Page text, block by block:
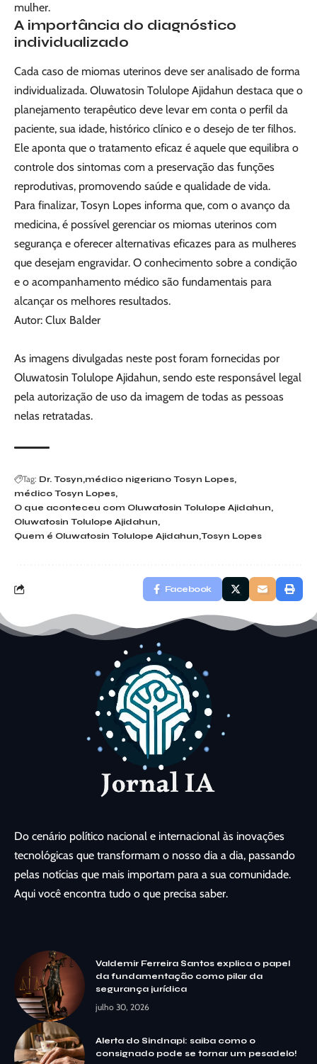
mulher.
A importância do diagnóstico
individualizado
Cada caso de miomas uterinos deve ser analisado de forma
individualizada. Oluwatosin Tolulope Ajidahun destaca que o
planejamento terapêutico deve levar em conta o perfil da
paciente, sua idade, histórico clínico e o desejo de ter filhos.
Ele aponta que o tratamento eficaz é aquele que equilibra o
controle dos sintomas com a preservação das funções
reprodutivas, promovendo saúde e qualidade de vida.
Para finalizar, Tosyn Lopes informa que, com o avanço da
medicina, é possível gerenciar os miomas uterinos com
segurança e oferecer alternativas eficazes para as mulheres
que desejam engravidar. O conhecimento sobre a condição
e o acompanhamento médico são fundamentais para
alcançar os melhores resultados.
Autor: Clux Balder
As imagens divulgadas neste post foram fornecidas por
Oluwatosin Tolulope Ajidahun, sendo este responsável legal
pela autorização de uso da imagem de todas as pessoas
nelas retratadas.
Tag: Dr. Tosyn médico nigeriano Tosyn Lopes
médico Tosyn Lopes
O que aconteceu com Oluwatosin Tolulope Ajidahun
Oluwatosin Tolulope Ajidahun
Quem é Oluwatosin Tolulope Ajidahun Tosyn Lopes
Facebook
Do cenário político nacional e internacional às inovações
tecnológicas que transformam o nosso dia a dia, passando
pelas notícias que mais importam para a sua comunidade.
Aqui você encontra tudo o que precisa saber.
Valdemir Ferreira Santos explica o papel
da fundamentação como pilar da
segurança jurídica
julho 30, 2026
Alerta do Sindnapi: saiba como o
consignado pode se tornar um pesadelo!